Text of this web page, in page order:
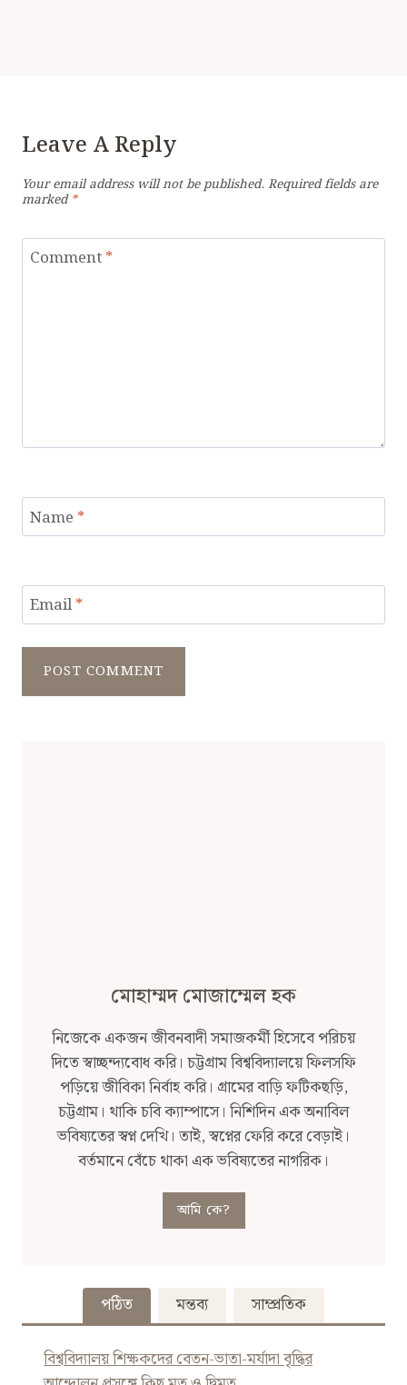
Leave A Reply
Your email address will not be published.Required fields are
marked*
Comment*
Name *
Email*
মোহাম্মদ মোজাম্মেল হক
নিজেকে একজন জীবনবাদী সমাজকর্মী হিসেবে পরিচয়
দিতে স্বাচ্ছন্দ্যবোধ করি। চট্টগ্রাম বিশ্ববিদ্যালয়ে ফিলসফি
পড়িয়ে জীবিকা নির্বাহ করি। গ্রামের বাড়ি ফটিকছড়ি,
চট্টগ্রাম। থাকি চবি ক্যাম্পাসে। নিশিদিন এক অনাবিল
ভবিষ্যতের স্বপ্ন দেখি। তাই, স্বপ্নের ফেরি করে বেড়াই।
বর্তমানে বেঁচে থাকা এক ভবিষ্যতের নাগরিক।
আমি কে?
পঠিত মন্তব্য সাম্প্রতিক
বিশ্ববিদ্যালয় শিক্ষকদের বেতন-ভাতা-মর্যাদা বৃদ্ধির